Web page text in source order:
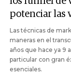
potenciar las
Las técnicas de
maneras en el
años que hace ya 9
particular con gran
esenciales.